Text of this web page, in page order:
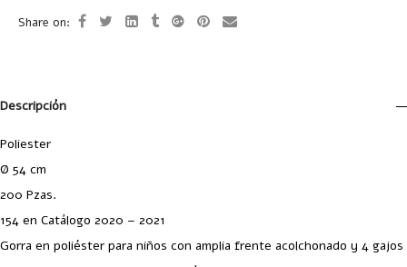
Share on:
Descripción
Poliester
Ø 54 cm
200 Pzas.
154 en Catálogo 2020 – 2021
Gorra en poliéster para niños con amplia frente acolchonado y 4 gajos